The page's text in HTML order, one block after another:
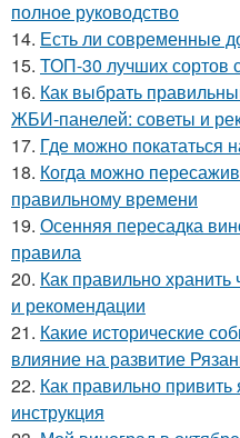
полное руководство
14. Есть ли современные
15. ТОП-30 лучших сортов
16. Как выбрать
ЖБИ-панелей: советы и
17. Где можно покататься
18. Когда можно
правильному времени
19. Осенняя пересадка
правила
20. Как правильно
и рекомендации
21. Какие исторические
влияние на развитие
22. Как правильно
инструкция